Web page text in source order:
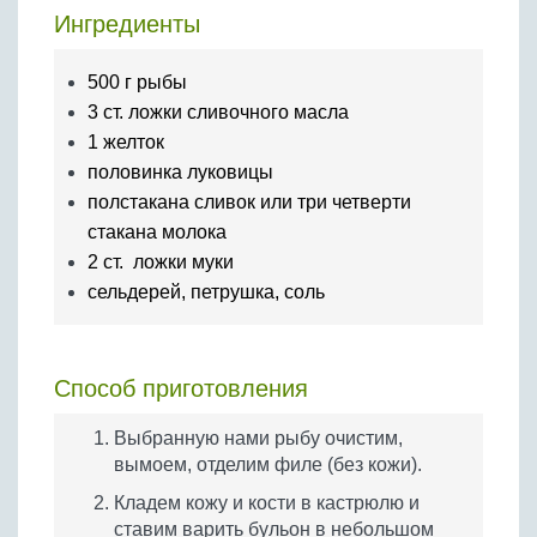
Крупы
Ингредиенты
500 г рыбы
3 ст. ложки сливочного масла
1 желток
половинка луковицы
полстакана сливок или три четверти
стакана молока
2 ст. ложки муки
сельдерей, петрушка, соль
Способ приготовления
Выбранную нами рыбу очистим,
вымоем, отделим филе (без кожи).
Кладем кожу и кости в кастрюлю и
ставим варить бульон в небольшом